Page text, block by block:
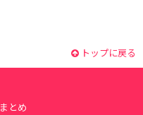
トップに戻る
まとめ